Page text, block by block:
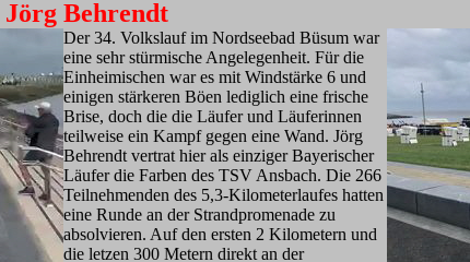
Jörg Behrendt
Der 34. Volkslauf im Nordseebad Büsum war
eine sehr stürmische Angelegenheit. Für die
Einheimischen war es mit Windstärke 6 und
einigen stärkeren Böen lediglich eine frische
Brise, doch die die Läufer und Läuferinnen
teilweise ein Kampf gegen eine Wand. Jörg
Behrendt vertrat hier als einziger Bayerischer
Läufer die Farben des TSV Ansbach. Die 266
Teilnehmenden des 5,3-Kilometerlaufes hatten
eine Runde an der Strandpromenade zu
absolvieren. Auf den ersten 2 Kilometern und
die letzen 300 Metern direkt an der